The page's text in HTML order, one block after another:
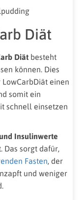
Diät
Diät besteht
können. Dies
LowCarbDiät einen
somit ein
schnell einsetzen
Insulinwerte
Das sorgt dafür,
Fasten, der
und weniger